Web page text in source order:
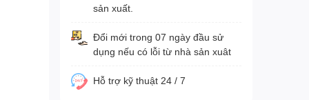
sản xuất.
Đổi mới trong 07 ngày đầu sử
dụng nếu có lỗi từ nhà sản xuât
Hỗ trợ kỹ thuật 24 / 7